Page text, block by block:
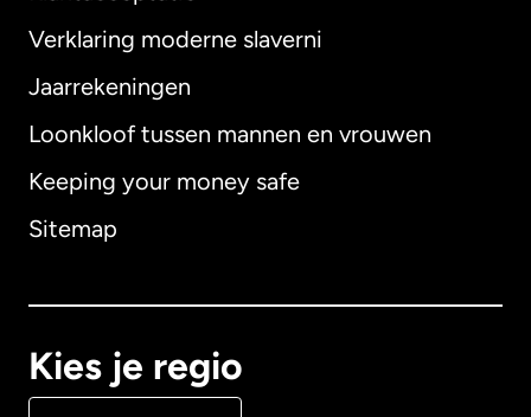
Verklaring moderne slaverni
Jaarrekeningen
Loonkloof tussen mannen en vrouwen
Keeping your money safe
Sitemap
Kies je regio
Internationaal English
Australië